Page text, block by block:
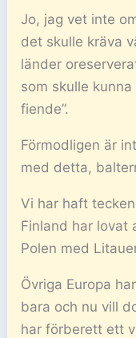
Jo, jag vet inte
det skulle kräva
länder
som skulle
fiende”.
Förmodligen är
med detta,
Vi har haft
Finland har lovat
Polen med
Övriga Europa
bara och nu vill
har förberett ett